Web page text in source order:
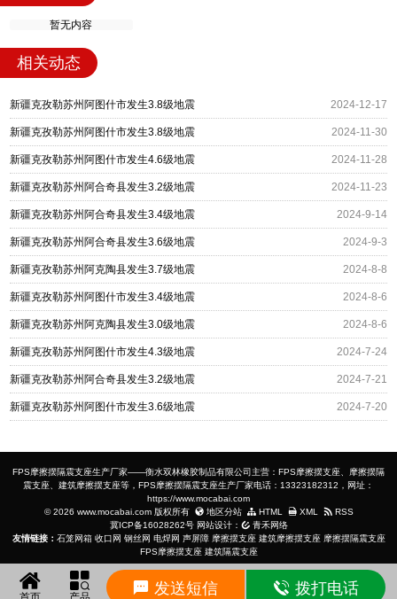
暂无内容
相关动态
新疆克孜勒苏州阿图什市发生3.8级地震 2024-12-17
新疆克孜勒苏州阿图什市发生3.8级地震 2024-11-30
新疆克孜勒苏州阿图什市发生4.6级地震 2024-11-28
新疆克孜勒苏州阿合奇县发生3.2级地震 2024-11-23
新疆克孜勒苏州阿合奇县发生3.4级地震 2024-9-14
新疆克孜勒苏州阿合奇县发生3.6级地震 2024-9-3
新疆克孜勒苏州阿克陶县发生3.7级地震 2024-8-8
新疆克孜勒苏州阿图什市发生3.4级地震 2024-8-6
新疆克孜勒苏州阿克陶县发生3.0级地震 2024-8-6
新疆克孜勒苏州阿图什市发生4.3级地震 2024-7-24
新疆克孜勒苏州阿合奇县发生3.2级地震 2024-7-21
新疆克孜勒苏州阿图什市发生3.6级地震 2024-7-20
发送短信 拨打电话
FPS摩擦摆隔震支座生产厂家——衡水双林橡胶制品有限公司主营：FPS摩擦摆支座、摩擦摆隔
震支座、建筑摩擦摆支座等，FPS摩擦摆隔震支座生产厂家电话：13323182312，网址：
https://www.mocabai.com
© 2026 www.mocabai.com 版权所有
地区分站 HTML XML
RSS
冀ICP备16028262号网站设计：
青禾网络
友情链接： 石笼网箱 收口网 钢丝网 电焊网 声屏障 摩擦摆支座 建筑摩擦摆支座 摩擦摆隔震支座
FPS摩擦摆支座 建筑隔震支座